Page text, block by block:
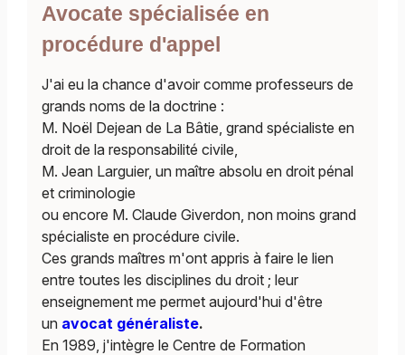
Avocate spécialisée en
procédure d'appel
J'ai eu la chance d'avoir comme professeurs de
grands noms de la doctrine :
M. Noël Dejean de La Bâtie, grand spécialiste en
droit de la responsabilité civile,
M. Jean Larguier, un maître absolu en droit pénal
et criminologie
ou encore M. Claude Giverdon, non moins grand
spécialiste en procédure civile.
Ces grands maîtres m'ont appris à faire le lien
entre toutes les disciplines du droit ; leur
enseignement me permet aujourd'hui d'être
un avocat généraliste.
En 1989, j'intègre le Centre de Formation